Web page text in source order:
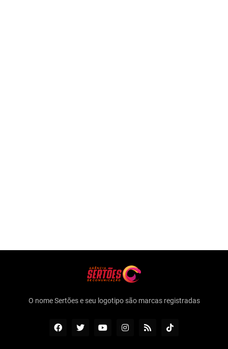
O nome Sertões e seu logotipo são marcas registradas